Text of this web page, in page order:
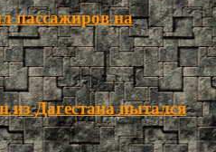
пассажиров на
из Дагестана пытался